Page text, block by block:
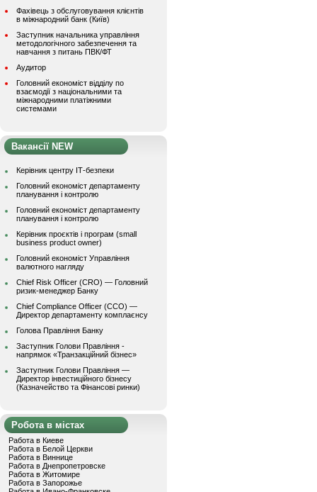
Фахівець з обслуговування клієнтів
в міжнародний банк (Київ)
Заступник начальника управління
методологічного забезпечення та
навчання з питань ПВК/ФТ
Аудитор
Головний економіст відділу по
взаємодії з національними та
міжнародними платіжними
системами
Вакансії NEW
Керівник центру ІТ-безпеки
Головний економіст департаменту
планування і контролю
Головний економіст департаменту
планування і контролю
Керівник проєктів і програм (small
business product owner)
Головний економіст Управління
валютного нагляду
Chief Risk Officer (CRO) — Головний
ризик-менеджер Банку
Chief Compliance Officer (CCO) —
Директор департаменту комплаєнсу
Голова Правління Банку
Заступник Голови Правління -
напрямок «Транзакційний бізнес»
Заступник Голови Правління —
Директор інвестиційного бізнесу
(Казначейство та Фінансові ринки)
Робота в містах
Работа в Киеве
Работа в Белой Церкви
Работа в Виннице
Работа в Днепропетровске
Работа в Житомире
Работа в Запорожье